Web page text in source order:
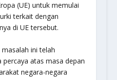
(UE) untuk memulai
terkait dengan
di UE tersebut.
ini telah
percaya atas masa depan
negara-negara